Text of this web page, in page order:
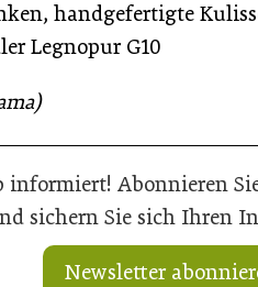
handgefertigte
Legnopur G10
informiert! Abonnieren
sichern Sie sich Ihren
Newsletter